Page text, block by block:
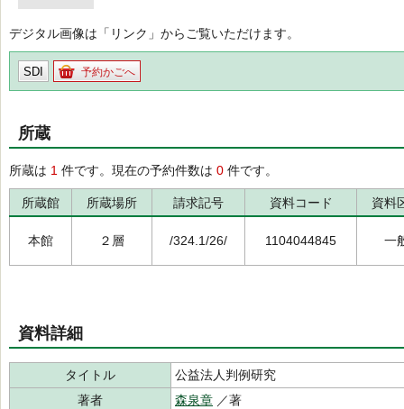
デジタル画像は「リンク」からご覧いただけます。
SDI 予約かごへ
所蔵
所蔵は 1 件です。現在の予約件数は 0 件です。
所蔵館 所蔵場所 請求記号 資料コード 資料
本館 ２層 /324.1/26/ 1104044845 一
資料詳細
タイトル
公益法人判例研究
著者
森泉章 ／著